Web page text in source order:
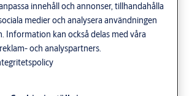
innehåll och annonser, tillhandahålla
medier och analysera användningen
Information kan också delas med våra
och analyspartners.